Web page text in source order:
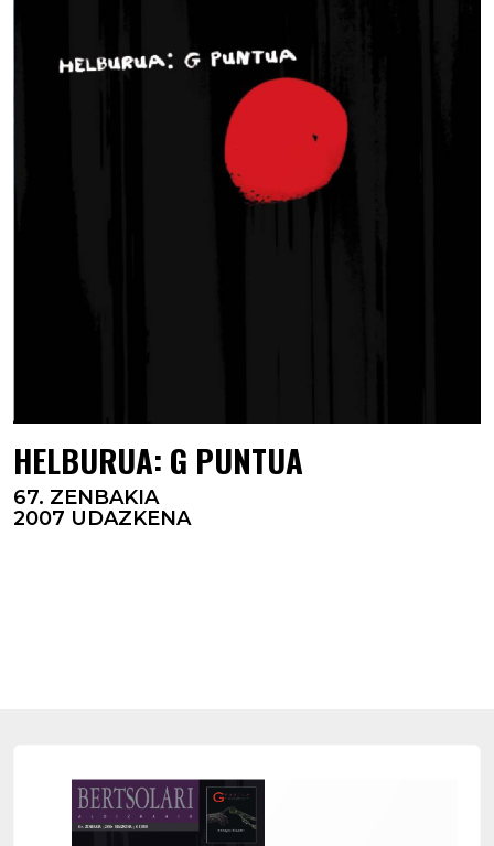
HELBURUA: G PUNTUA
67. ZENBAKIA
2007 UDAZKENA